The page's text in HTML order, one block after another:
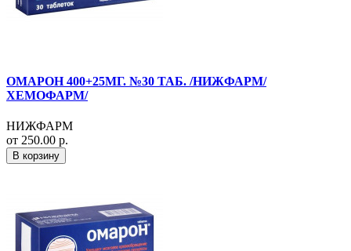
ОМАРОН 400+25МГ. №30 ТАБ. /НИЖФАРМ/
ХЕМОФАРМ/
НИЖФАРМ
от 250.00 р.
В корзину